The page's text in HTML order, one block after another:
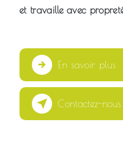
et travaille avec
En savoir plus
Contactez-nous